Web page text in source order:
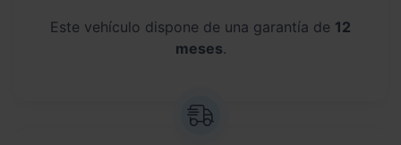
Este vehículo dispone de una garantía de 12
meses.